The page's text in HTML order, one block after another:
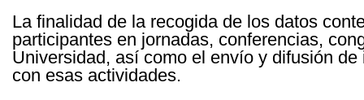
La finalidad de la recogida de los datos
participantes en jornadas, conferencias,
Universidad, así como el envío y difusión
con esas actividades.